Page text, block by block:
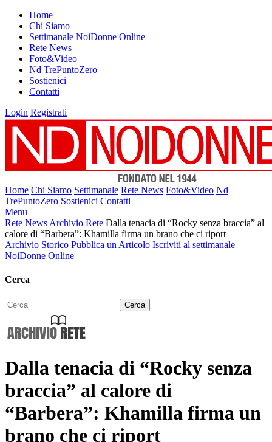
Home
Chi Siamo
Settimanale NoiDonne Online
Rete News
Foto&Video
Nd TrePuntoZero
Sostienici
Contatti
Login Registrati
Home Chi Siamo Settimanale Rete News Foto&Video Nd
TrePuntoZero Sostienici Contatti
Menu
Rete News Archivio Rete Dalla tenacia di “Rocky senza braccia” al
calore di “Barbera”: Khamilla firma un brano che ci riport
Archivio Storico Pubblica un Articolo Iscriviti al settimanale
NoiDonne Online
Cerca
Dalla tenacia di “Rocky senza
braccia” al calore di
“Barbera”: Khamilla firma un
brano che ci riport